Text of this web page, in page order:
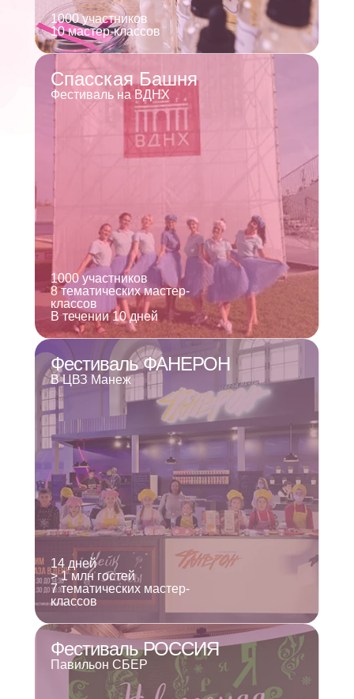
1000 участников
10 мастер-классов
Спасская Башня
Фестиваль на ВДНХ
1000 участников
8 тематических мастер-
классов
В течении 10 дней
Фестиваль ФАНЕРОН
В ЦВЗ Манеж
14 дней
> 1 млн гостей
7 тематических мастер-
классов
Фестиваль РОССИЯ
Павильон СБЕР